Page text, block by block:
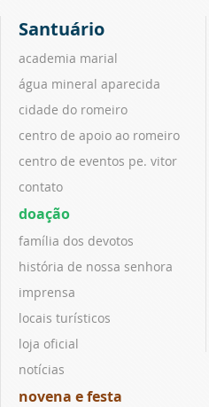
Santuário
academia marial
água mineral aparecida
cidade do romeiro
centro de apoio ao romeiro
centro de eventos pe. vitor
contato
doação
família dos devotos
história de nossa senhora
imprensa
locais turísticos
loja oficial
notícias
novena e festa